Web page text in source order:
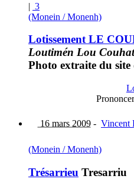
| 3
(Monein / Monenh)
Lotissement LE
Loutimén Lou Couhat
Photo extraite du site
16 mars 2009 - Vincent
(Monein / Monenh)
Trésarrieu Tresarriu